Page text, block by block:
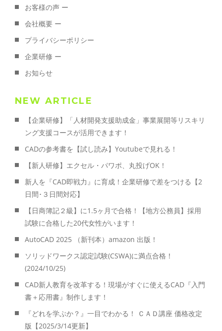
お客様の声 ー
会社概要 ー
プライバシーポリシー
企業研修 ー
お知らせ
NEW ARTICLE
【企業研修】「人材開発支援助成金」事業展開等リスキリ
ング支援コースが活用できます！
CADの参考書を【試し読み】Youtubeで見れる！
【新人研修】エクセル・パワポ、丸投げOK！
新人を『CAD即戦力』に育成！企業研修で差をつける【2
日間･３日間対応】
【日商簿記２級】に1.5ヶ月で合格！【地方公務員】採用
試験に合格した20代女性がいます！
AutoCAD 2025 （新刊本）amazon 出版！
ソリッドワークス認定試験(CSWA)に満点合格！
(2024/10/25)
CAD新人教育を改革する！現場がすぐに使えるCAD『入門
書＋応用書』制作します！
『どれを学ぶか？』一目でわかる！ ＣＡＤ講座 価格改定
版【2025/3/14更新】